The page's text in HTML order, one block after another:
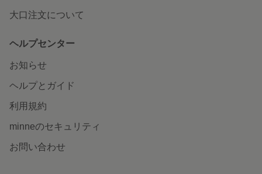
大口注文について
ヘルプセンター
お知らせ
ヘルプとガイド
利用規約
minneのセキュリティ
お問い合わせ